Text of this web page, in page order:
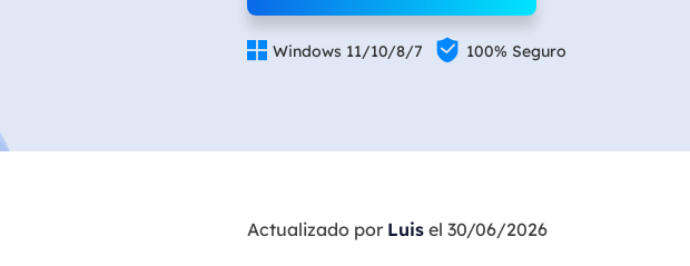
Exchange Recovery
Recuperar particiones
Recuperar correo
 Windows 11/10/8/7  100% Seguro
Actualizado por Luis el 30/06/2026